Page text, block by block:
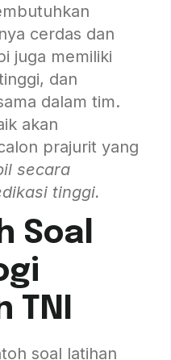
cerdas dan
juga memiliki
dan
dalam tim.
akan
prajurit yang
secara
tinggi.
Soal
soal latihan